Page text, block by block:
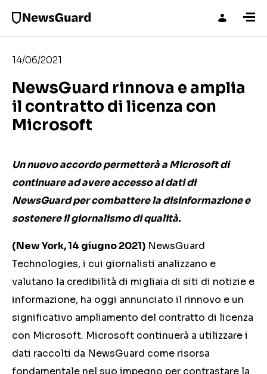
14/06/2021
NewsGuard rinnova e amplia
il contratto di licenza con
Microsoft
Un nuovo accordo permetterà a Microsoft di
continuare ad avere accesso ai dati di
NewsGuard per combattere la disinformazione e
sostenere il giornalismo di qualità.
(New York, 14 giugno 2021) NewsGuard
Technologies, i cui giornalisti analizzano e
valutano la credibilità di migliaia di siti di notizie e
informazione, ha oggi annunciato il rinnovo e un
significativo ampliamento del contratto di licenza
con Microsoft. Microsoft continuerà a utilizzare i
dati raccolti da NewsGuard come risorsa
fondamentale nel suo impegno per contrastare la